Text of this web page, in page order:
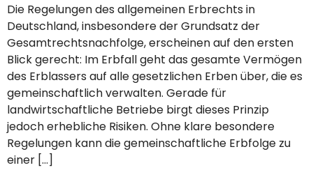
Die Regelungen des allgemeinen Erbrechts in
Deutschland, insbesondere der Grundsatz der
Gesamtrechtsnachfolge, erscheinen auf den ersten
Blick gerecht: Im Erbfall geht das gesamte Vermögen
des Erblassers auf alle gesetzlichen Erben über, die es
gemeinschaftlich verwalten. Gerade für
landwirtschaftliche Betriebe birgt dieses Prinzip
jedoch erhebliche Risiken. Ohne klare besondere
Regelungen kann die gemeinschaftliche Erbfolge zu
einer […]